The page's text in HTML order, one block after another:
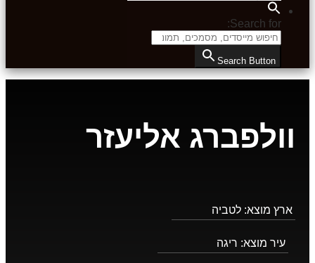
Search for:
Search Button
וולפברג אליעזר
ארץ מוצא: לטביה
עיר מוצא: ריגה